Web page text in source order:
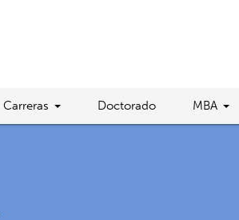
Carreras Doctorado MBA